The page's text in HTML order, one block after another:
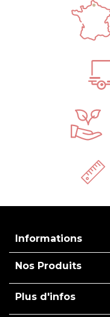
Informations
Nos Produits
Plus d'infos